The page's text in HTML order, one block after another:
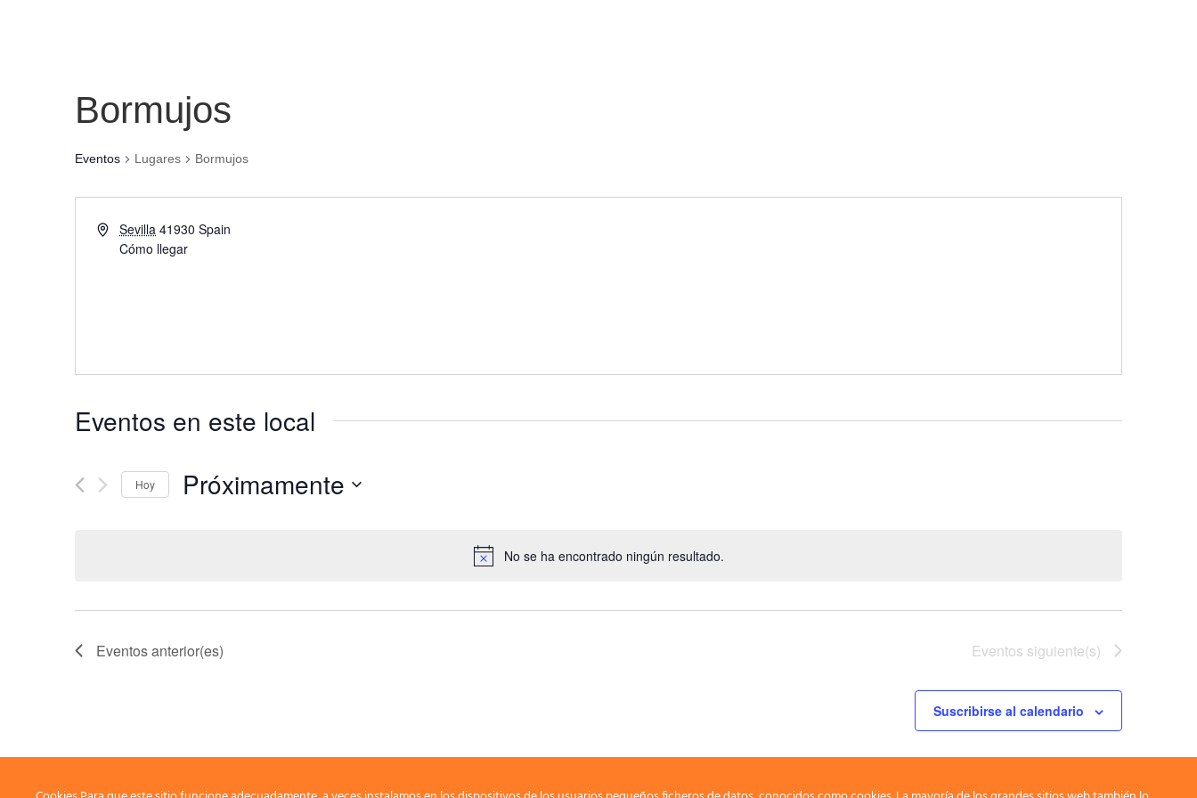
No se ha encontrado ningún resultado.
Bormujos
Eventos Lugares Bormujos
Sevilla 41930 Spain
Cómo llegar
Eventos en este local
Hoy Próximamente
Eventosanterior(es) Eventos siguiente(s)
Suscribirse al calendario